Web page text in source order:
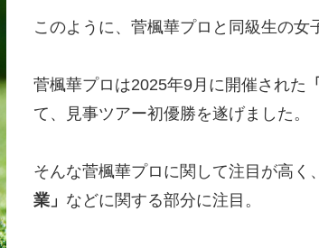
このように、菅楓華プロと同級生の女
菅楓華プロは2025年9月に開催された
て、見事ツアー初優勝を遂げました。
そんな菅楓華プロに関して注目が高く
業」 などに関する部分に注目。